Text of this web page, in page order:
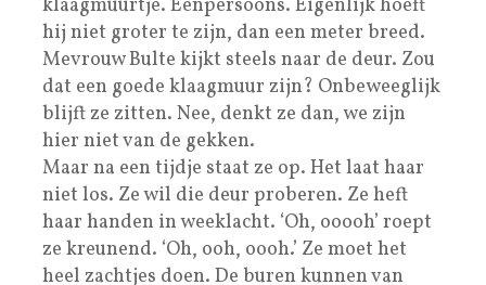
klaagmuurtje. Eénpersoons. Eigenlijk hoeft
hij niet groter te zijn, dan een meter breed.
Mevrouw Bulte kijkt steels naar de deur. Zou
dat een goede klaagmuur zijn? Onbeweeglijk
blijft ze zitten. Nee, denkt ze dan, we zijn
hier niet van de gekken.
Maar na een tijdje staat ze op. Het laat haar
niet los. Ze wil die deur proberen. Ze heft
haar handen in weeklacht. ‘Oh, ooooh’ roept
ze kreunend. ‘Oh, ooh, oooh.’ Ze moet het
heel zachtjes doen. De buren kunnen van